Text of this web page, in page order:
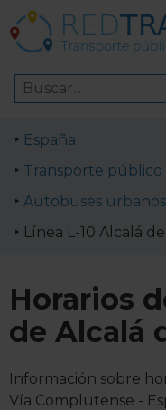
España
Transporte público
Autobuses
Línea L-10 Alcalá
Horarios
de Alcalá
Información sobre
Vía Complutense -